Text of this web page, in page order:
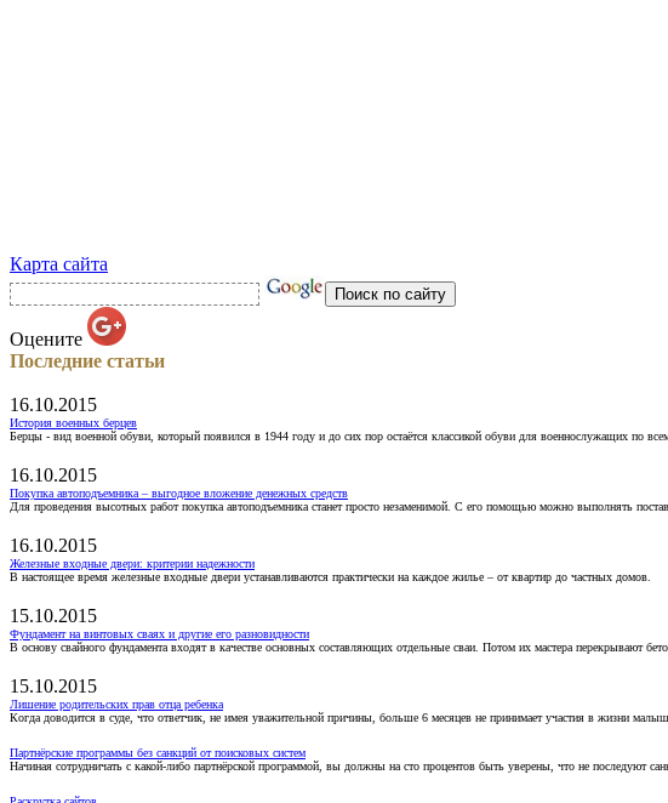
Карта сайта
Оцените
Последние статьи
16.10.2015
История военных берцев
Берцы - вид военной обуви, который появился в 1944 году и до сих пор остаётся классикой обуви для военнослужащих по
16.10.2015
Покупка автоподъемника – выгодное вложение денежных средств
Для проведения высотных работ покупка автоподъемника станет просто незаменимой. С его помощью можно выполнять
16.10.2015
Железные входные двери: критерии надежности
В настоящее время железные входные двери устанавливаются практически на каждое жилье – от квартир до частных домов.
15.10.2015
Фундамент на винтовых сваях и другие его разновидности
В основу свайного фундамента входят в качестве основных составляющих отдельные сваи. Потом их мастера перекрывают
15.10.2015
Лишение родительских прав отца ребенка
Когда доводится в суде, что ответчик, не имея уважительной причины, больше 6 месяцев не принимает участия в жизни
Партнёрские программы без санкций от поисковых систем
Начиная сотрудничать с какой-либо партнёрской программой, вы должны на сто процентов быть уверены, что не последуют